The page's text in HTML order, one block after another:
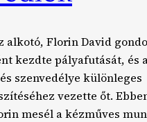
alkotó, Florin David
kezdte pályafutását, és
szenvedélye különleges
vezette őt.
mesél a kézműves